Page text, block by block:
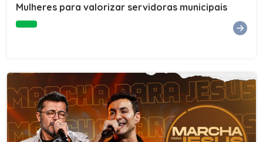
Mulheres para valorizar servidoras municipais